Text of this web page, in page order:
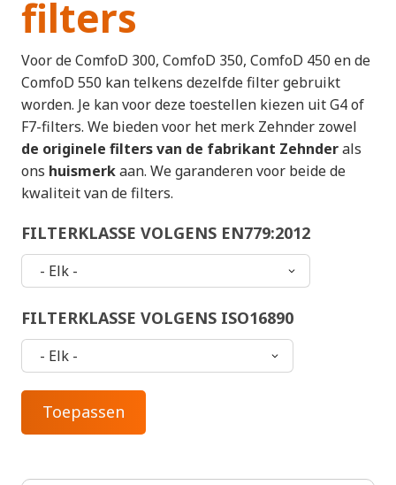
filters
Voor de ComfoD 300, ComfoD 350, ComfoD 450 en de
ComfoD 550 kan telkens dezelfde filter gebruikt
worden. Je kan voor deze toestellen kiezen uit G4 of
F7-filters. We bieden voor het merk Zehnder zowel
de originele filters van de fabrikant Zehnderals
ons huismerkaan. We garanderen voor beide de
kwaliteit van de filters.
FILTERKLASSE VOLGENS EN779:2012
FILTERKLASSE VOLGENS ISO16890